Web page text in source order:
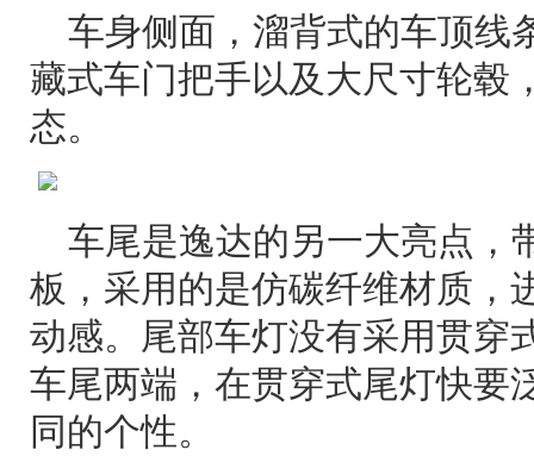
车身侧面，溜背式的车顶线
藏式车门把手以及大尺寸轮毂
态。
车尾是逸达的另一大亮点，
板，采用的是仿碳纤维材质，
动感。尾部车灯没有采用贯穿
车尾两端，在贯穿式尾灯快要
同的个性。